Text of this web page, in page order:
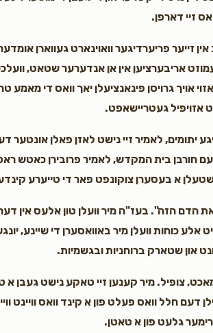
זיי דארפן.
זייער פריערדיגער וואוינארט געווארן
אריבערציען אין אן אנדערער שטאט,
אויך גרויסן פינאנציעלן יאך וואס די מאמע
אזויפיל געטריישאפט.
יתומים, לאמיר זיי נישט לאזן פאלן אונטער
דעם חורבן בית המקדש, לאמיר פרובירן כאטש
א בעסערן צוקונפט פאר די טייערע
הדם הזה". בעז"ה מיר וועלן טון אלעס אין
אלע כוחות וועלן מיר באוואסערן די שיינע,
און שטארק ברוחניות ובגשמיות.
צופיל. מיר קענען זיי טאקע נישט געבן
חלל וואס פעלט פון א קינד וואס וויינט
גלעט פון א טאטן.